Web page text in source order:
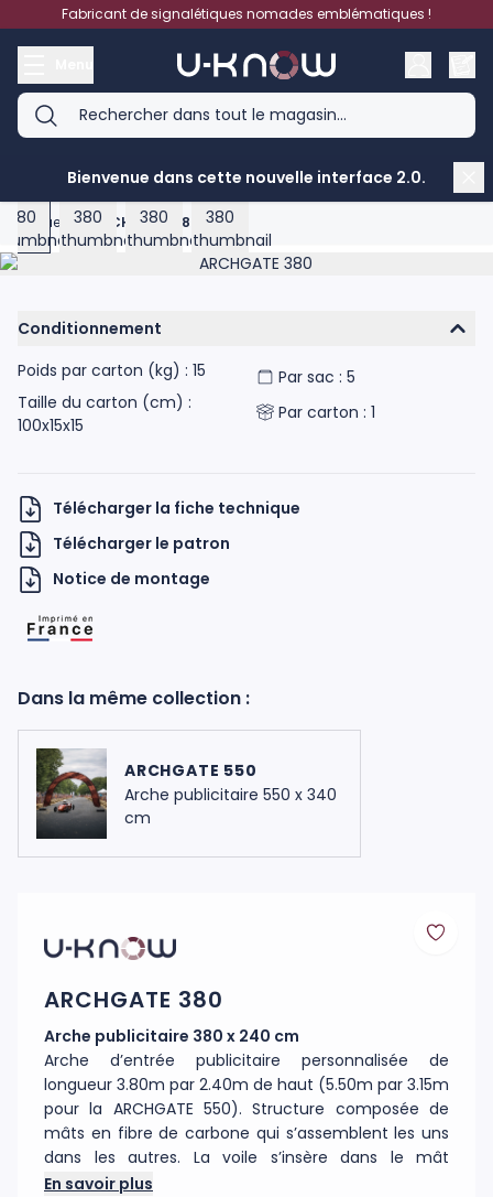
Aller au contenuFabricant de signalétiques nomades emblématiques !
UKNOW
Bienvenue dans cette nouvelle interface 2.0.
Accueil > ARCHGATE 380
Product image gallery - scroll to see more images
View larger image
View larger imageView larger image
View larger image
Conditionnement
Poids par carton (kg) : 15
Taille du carton (cm) :
100x15x15
Par sac : 5
Par carton : 1
Télécharger la fiche technique
Télécharger le patron
Notice de montage
Dans la même collection :
ARCHGATE 550
Arche publicitaire 550 x 340
cm
ARCHGATE 380
Arche publicitaire 380 x 240 cm
Arche d’entrée publicitaire personnalisée de
longueur 3.80m par 2.40m de haut (5.50m par 3.15m
pour la ARCHGATE 550). Structure composée de
mâts en fibre de carbone qui s’assemblent les uns
dans les autres. La voile s’insère dans le mât
comme un beach flag puis on fixe le mât sur les
En savoir plus